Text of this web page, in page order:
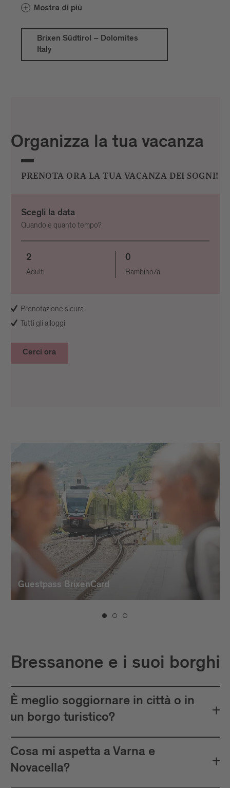
Dolomites Italy
Chiusa e Naz-Sciaves nasce uno spazio
ricco di esperienze tra città e montagna,
cultura e natura, freschezza alpina e
leggerezza mediterranea. Le singole aree
vacanze mantengono il proprio carattere
Mostra di più
Brixen Südtirol – Dolomites
Italy
Organizza la tua vacanza
PRENOTA ORA LA TUA VACANZA DEI SOGNI!
Scegli la data
Quando e quanto tempo?
2
Adulti
0
Bambino/a
Cerci ora
Prenotazione sicura
Tutti gli alloggi
Guestpass BrixenCard
Bressanone e i suoi borghi
È meglio soggiornare in città o in
un borgo turistico?
Cosa mi aspetta a Varna e
Novacella?